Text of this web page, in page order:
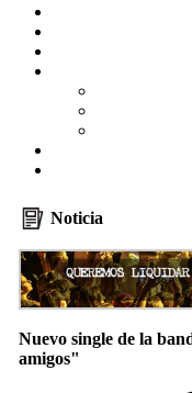
Noticia
Nuevo single de la
amigos"